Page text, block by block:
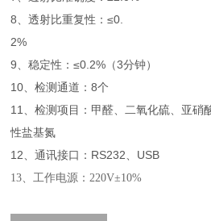
8、透射比重复性：≤0.
9、稳定性：≤0.2%（3分钟）
10、检测通道：8个
11、检测项目：甲醛、二氧化硫、亚硝
性盐基氮
12、通讯接口：RS232、USB
13、工作电源：220V±10%